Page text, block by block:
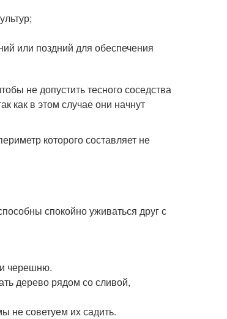
или поздний для обеспечения
не допустить тесного соседства
как в этом случае они начнут
которого составляет не
спокойно уживаться друг с
черешню.
дерево рядом со сливой,
не советуем их садить.